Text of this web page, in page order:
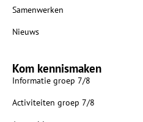
Samenwerken
Nieuws
Kom kennismaken
Informatie groep 7/8
Activiteiten groep 7/8